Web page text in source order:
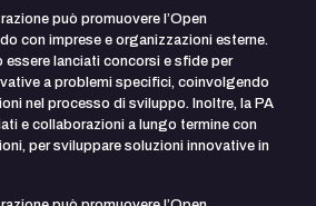
può promuovere l’Open
con imprese e organizzazioni esterne.
lanciati concorsi e sfide per
a problemi specifici, coinvolgendo
nel processo di sviluppo. Inoltre, la PA
e collaborazioni a lungo termine con
per sviluppare soluzioni innovative in